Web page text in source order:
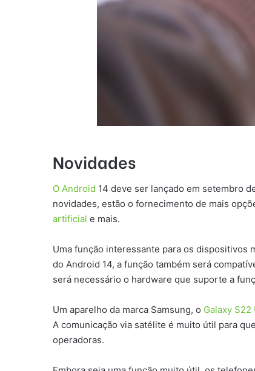
Novidades
O Android 14 deve ser lançado em setembro
novidades, estão o fornecimento de mais
artificial e mais.
Uma função interessante para os dispositivos
do Android 14, a função também será
será necessário o hardware que suporte a
Um aparelho da marca Samsung, o Galaxy S22
A comunicação via satélite é muito útil para
operadoras.